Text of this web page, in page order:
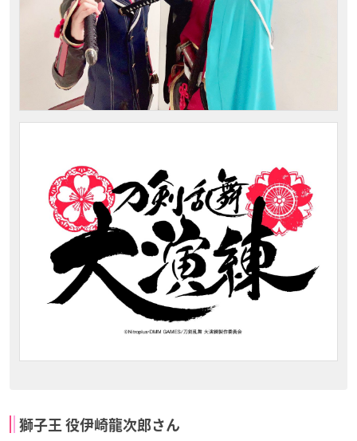
獅子王 役伊崎龍次郎さん